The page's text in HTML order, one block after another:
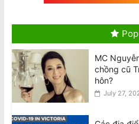
và tài xế
August 8,
Các thiếu
công khiến
MC
chồng cũ
hôn?
July 27,